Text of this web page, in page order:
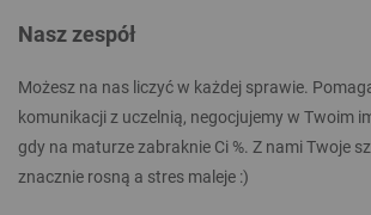
Nasz zespół
Możesz na nas liczyć w każdej sprawie.
komunikacji z uczelnią, negocjujemy w Twoim
gdy na maturze zabraknie Ci %. Z nami Twoje
znacznie rosną a stres maleje :)